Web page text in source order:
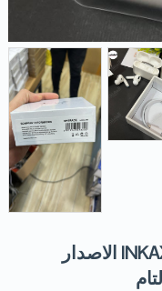
سماعه ©️INKAX PRO ANC ORIGINAL الاصدار